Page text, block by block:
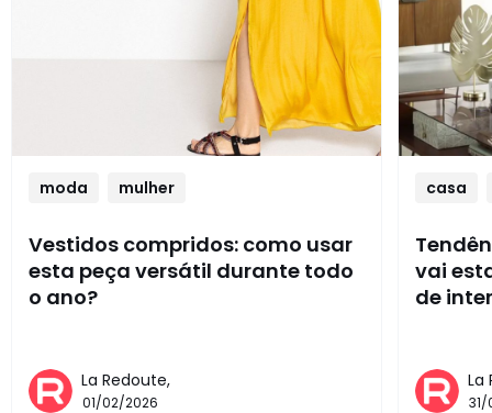
moda mulher
Vestidos compridos: como usar
esta peça versátil durante todo
o ano?
La Redoute,
01/02/2026
casa
vai
de
La